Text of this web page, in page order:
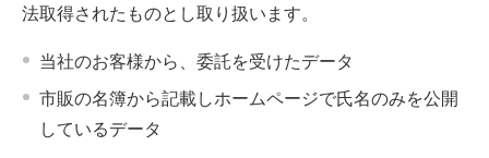
法取得されたものとし取り扱います。
当社のお客様から、委託を受けたデータ
市販の名簿から記載しホームページで氏名のみを公開
しているデータ